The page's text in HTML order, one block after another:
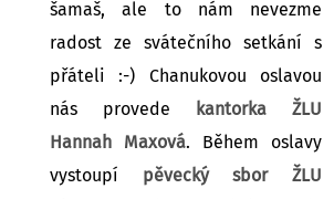
šamaš, ale to nám nevezme
radost ze svátečního setkání s
přáteli :-) Chanukovou oslavou
nás provede
kantorka ŽLU
Hannah Maxová. Během oslavy
vystoupí pěvecký sbor ŽLU